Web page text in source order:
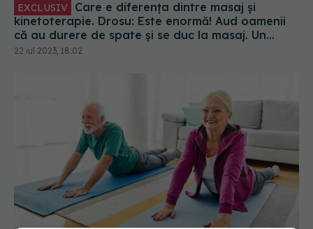
EXCLUSIV
kinetoterapie. Drosu: Este enormă! Aud oamenii
că au durere de spate și se duc la masaj. Un
maseur nici nu știe ce e hernia
22 iul 2023, 18:02